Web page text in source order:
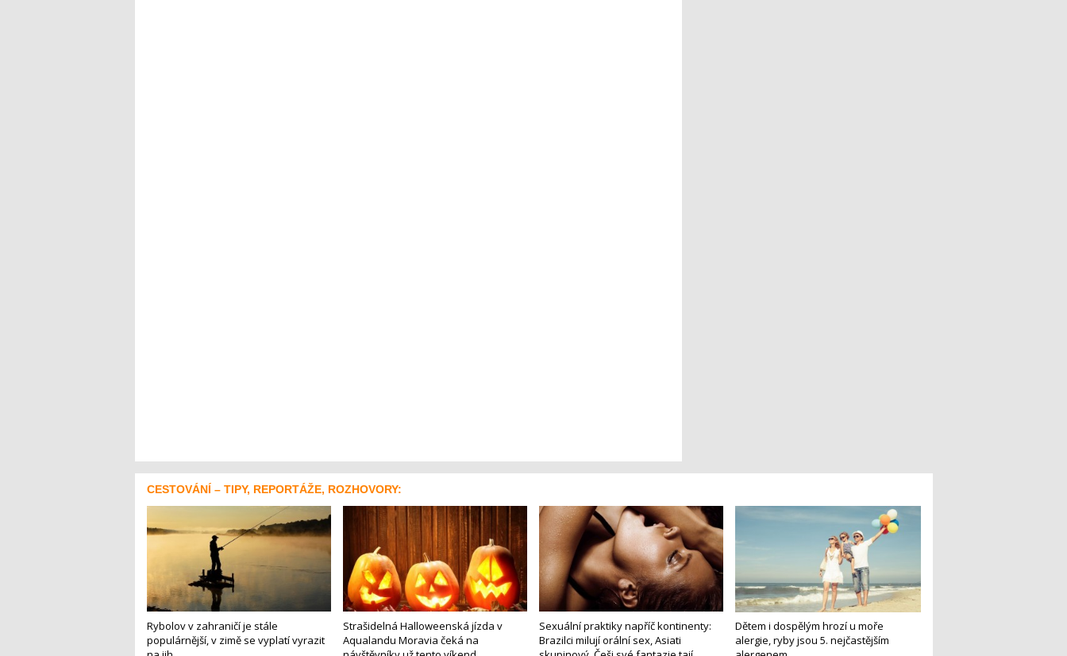
CESTOVÁNÍ – TIPY, REPORTÁŽE, ROZHOVORY:
Rybolov v zahraničí je stále
populárnější, v zimě se vyplatí vyrazit
Strašidelná Halloweenská jízda v
Aqualandu Moravia čeká na
Sexuální praktiky napříč kontinenty:
Brazilci milují orální sex, Asiati
Dětem i dospělým hrozí u moře
alergie, ryby jsou 5. nejčastějším